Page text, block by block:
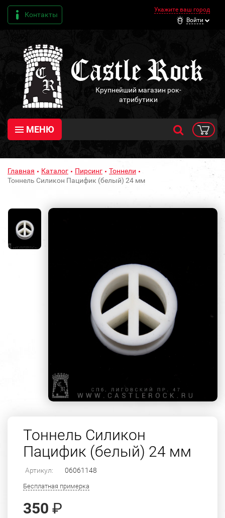
Контакты
Укажите ваш город
Войти
Крупнейший магазин рок-
атрибутики
МЕНЮ
Главная Каталог Пирсинг
Тоннели
Тоннель Силикон Пацифик (белый) 24 мм
Тоннель Силикон
Пацифик (белый) 24 мм
Артикул: 06061148
Бесплатная примерка
350 ₽